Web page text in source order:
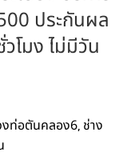
ประกันผล
โมง ไม่มีวัน
งท่อตันคลอง6, ช่าง